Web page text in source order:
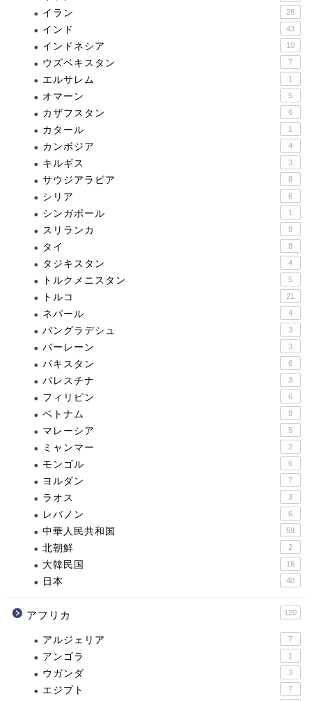
イラン
28
インド 43
インドネシア 10
ウズベキスタン 7
エルサレム 1
オマーン 5
カザフスタン 6
カタール 1
カンボジア 4
キルギス 3
サウジアラビア 8
シリア 6
シンガポール 1
スリランカ 8
タイ 8
タジキスタン 4
トルクメニスタン 5
トルコ 21
ネパール 4
バングラデシュ 3
バーレーン 3
パキスタン 6
パレスチナ 3
フィリピン 6
ベトナム 8
マレーシア 5
ミャンマー 2
モンゴル 6
ヨルダン 7
ラオス 3
レバノン 6
中華人民共和国 59
北朝鮮 2
大韓民国 16
日本 40
アフリカ 120
アルジェリア 7
アンゴラ 1
ウガンダ 3
エジプト 7